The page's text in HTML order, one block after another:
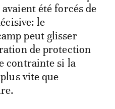
été forcés de
le
peut glisser
de protection
contrainte si la
vite que